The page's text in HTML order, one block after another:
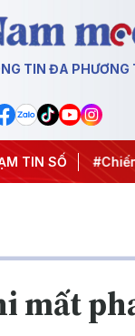
TIN ĐA PHƯƠNG
TIN SỐ
động #Chiến
mất